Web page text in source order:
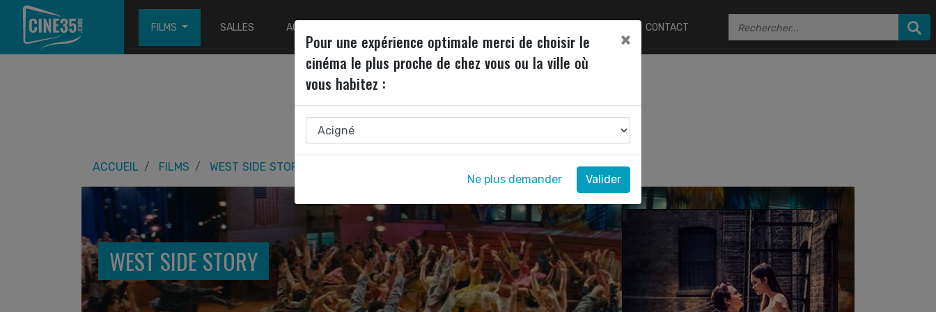
FILMS SALLES ACTUALITÉS CONTACT
ACCUEIL FILMS WEST SIDE STORY
WEST SIDE STORY
Pour une expérience optimale merci de choisir le
cinéma le plus proche de chez vous ou la ville où
vous habitez :
×
Ne plus demander Valider